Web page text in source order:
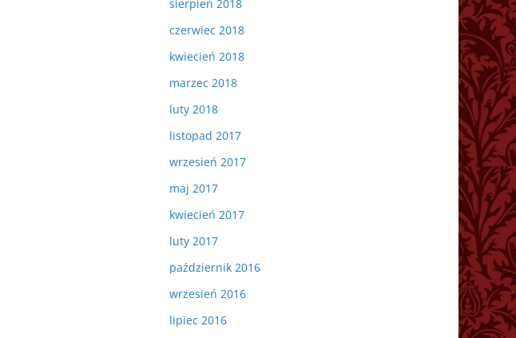
sierpień 2018
czerwiec 2018
kwiecień 2018
marzec 2018
luty 2018
listopad 2017
wrzesień 2017
maj 2017
kwiecień 2017
luty 2017
październik 2016
wrzesień 2016
lipiec 2016